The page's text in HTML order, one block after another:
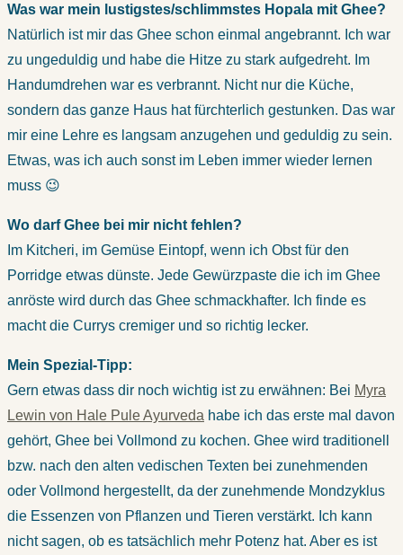
Was war mein lustigstes/schlimmstes Hopala mit Ghee?
Natürlich ist mir das Ghee schon einmal angebrannt. Ich war
zu ungeduldig und habe die Hitze zu stark aufgedreht. Im
Handumdrehen war es verbrannt. Nicht nur die Küche,
sondern das ganze Haus hat fürchterlich gestunken. Das war
mir eine Lehre es langsam anzugehen und geduldig zu sein.
Etwas, was ich auch sonst im Leben immer wieder lernen
muss 😉
Wo darf Ghee bei mir nicht fehlen?
Im Kitcheri, im Gemüse Eintopf, wenn ich Obst für den
Porridge etwas dünste. Jede Gewürzpaste die ich im Ghee
anröste wird durch das Ghee schmackhafter. Ich finde es
macht die Currys cremiger und so richtig lecker.
Mein Spezial-Tipp:
Gern etwas dass dir noch wichtig ist zu erwähnen: Bei Myra
Lewin von Hale Pule Ayurveda habe ich das erste mal davon
gehört, Ghee bei Vollmond zu kochen. Ghee wird traditionell
bzw. nach den alten vedischen Texten bei zunehmenden
oder Vollmond hergestellt, da der zunehmende Mondzyklus
die Essenzen von Pflanzen und Tieren verstärkt. Ich kann
nicht sagen, ob es tatsächlich mehr Potenz hat. Aber es ist